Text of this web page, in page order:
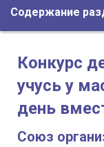
Содержание
Конкурс
учусь у
день
Союз